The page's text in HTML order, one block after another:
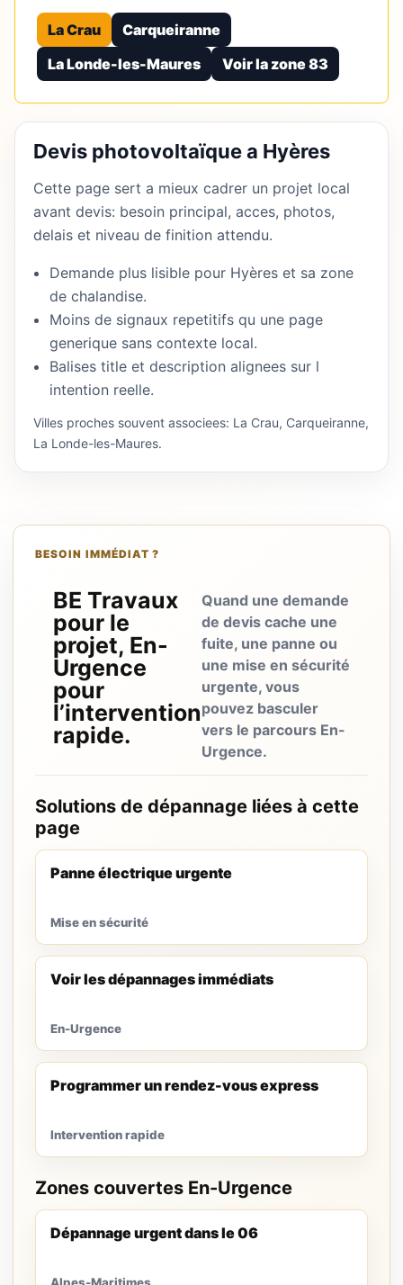
La Crau
Carqueiranne
La Londe-les-Maures
Voir la zone 83
Devis photovoltaïque a Hyères
Cette page sert a mieux cadrer un projet local
avant devis: besoin principal, acces, photos,
delais et niveau de finition attendu.
Demande plus lisible pour Hyères et sa zone
de chalandise.
Moins de signaux repetitifs qu une page
generique sans contexte local.
Balises title et description alignees sur l
intention reelle.
Villes proches souvent associees: La Crau, Carqueiranne,
La Londe-les-Maures.
BESOIN IMMÉDIAT ?
BE Travaux
pour le
projet, En-
Urgence
pour
l’intervention
rapide.
Quand une demande
de devis cache une
fuite, une panne ou
une mise en sécurité
urgente, vous
pouvez basculer
vers le parcours En-
Urgence.
Solutions de dépannage liées à cette
page
Panne électrique urgente
Mise en sécurité
Voir les dépannages immédiats
En-Urgence
Programmer un rendez-vous express
Intervention rapide
Zones couvertes En-Urgence
Dépannage urgent dans le 06